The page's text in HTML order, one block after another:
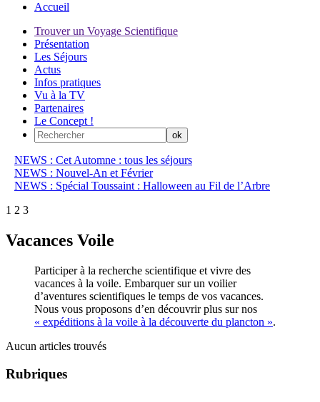
Accueil
Trouver un Voyage Scientifique
Présentation
Les Séjours
Actus
Infos pratiques
Vu à la TV
Partenaires
Le Concept !
NEWS : Cet Automne : tous les séjours
NEWS : Nouvel-An et Février
NEWS : Spécial Toussaint : Halloween au Fil de l’Arbre
1 2 3
Vacances Voile
Participer à la recherche scientifique et vivre des
vacances à la voile. Embarquer sur un voilier
d’aventures scientifiques le temps de vos vacances.
Nous vous proposons d’en découvrir plus sur nos
« expéditions à la voile à la découverte du plancton ».
Aucun articles trouvés
Rubriques